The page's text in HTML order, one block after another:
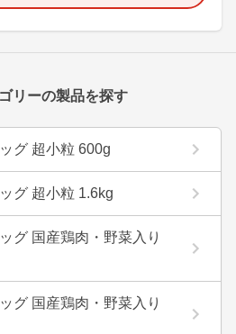
リーの製品を探す
グ 超小粒 600g
グ 超小粒 1.6kg
グ 国産鶏肉・野菜入り
グ 国産鶏肉・野菜入り